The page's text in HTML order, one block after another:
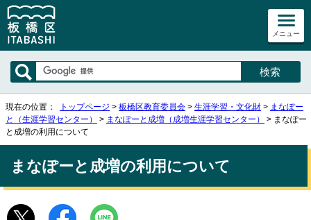
メニュー
現在の位置： トップページ > 板橋区教育委員会 > 生涯学習・文化財 > まなぽー
と（生涯学習センター）
> まなぽーと成増（成増生涯学習センター）
> まなぽー
と成増の利用について
まなぽーと成増の利用について